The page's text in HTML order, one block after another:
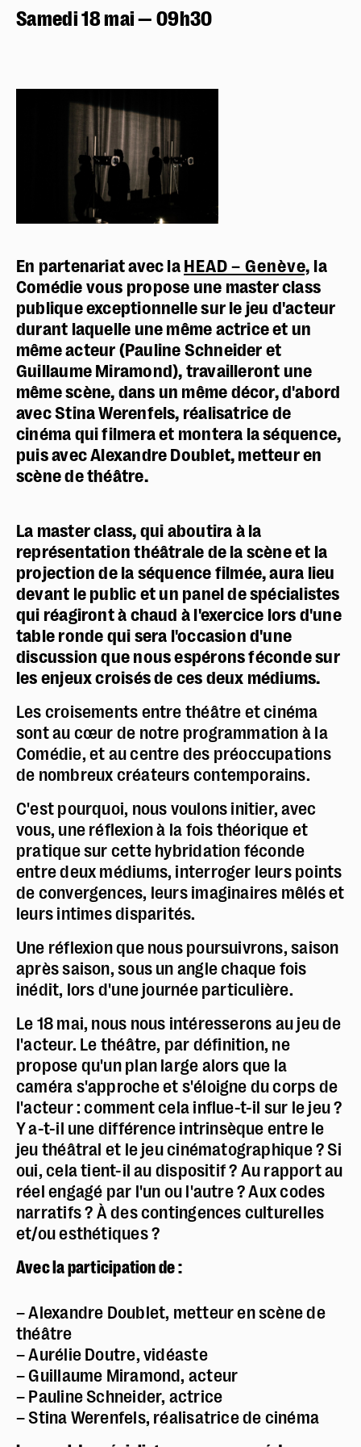
Réserver en ligne
Mon compte
Votre venue
Newsletter
Samedi 18 mai — 09h30
En partenariat avec la HEAD – Genève, la
Comédie vous propose une master class
publique exceptionnelle sur le jeu d'acteur
durant laquelle une même actrice et un
même acteur (Pauline Schneider et
Guillaume Miramond), travailleront une
même scène, dans un même décor, d'abord
avec Stina Werenfels, réalisatrice de
cinéma qui filmera et montera la séquence,
puis avec Alexandre Doublet, metteur en
scène de théâtre.
La master class, qui aboutira à la
représentation théâtrale de la scène et la
projection de la séquence filmée, aura lieu
devant le public et un panel de spécialistes
qui réagiront à chaud à l'exercice lors d'une
table ronde qui sera l'occasion d'une
discussion que nous espérons féconde sur
les enjeux croisés de ces deux médiums.
Les croisements entre théâtre et cinéma
sont au cœur de notre programmation à la
Comédie, et au centre des préoccupations
de nombreux créateurs contemporains.
C'est pourquoi, nous voulons initier, avec
vous, une réflexion à la fois théorique et
pratique sur cette hybridation féconde
entre deux médiums, interroger leurs points
de convergences, leurs imaginaires mêlés et
leurs intimes disparités.
Une réflexion que nous poursuivrons, saison
après saison, sous un angle chaque fois
inédit, lors d'une journée particulière.
Le 18 mai, nous nous intéresserons au jeu de
l'acteur. Le théâtre, par définition, ne
propose qu'un plan large alors que la
caméra s'approche et s'éloigne du corps de
l'acteur : comment cela influe-t-il sur le jeu ?
Y a-t-il une différence intrinsèque entre le
jeu théâtral et le jeu cinématographique ? Si
oui, cela tient-il au dispositif ? Au rapport au
réel engagé par l'un ou l'autre ? Aux codes
narratifs ? À des contingences culturelles
et/ou esthétiques ?
Avec la participation de :
– Alexandre Doublet, metteur en scène de
théâtre
– Aurélie Doutre, vidéaste
– Guillaume Miramond, acteur
– Pauline Schneider, actrice
– Stina Werenfels, réalisatrice de cinéma